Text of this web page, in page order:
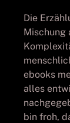
Die
Mischung
ebooks
alles
bin froh,